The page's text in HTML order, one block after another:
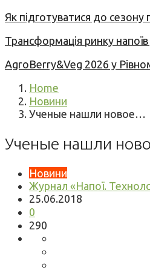
Як підготуватися до
Трансформація ринку
AgroBerry&Veg 2026 у
Home
Новини
Ученые нашли новое…
Ученые нашли
Новини
Журнал «Напої.
25.06.2018
0
290